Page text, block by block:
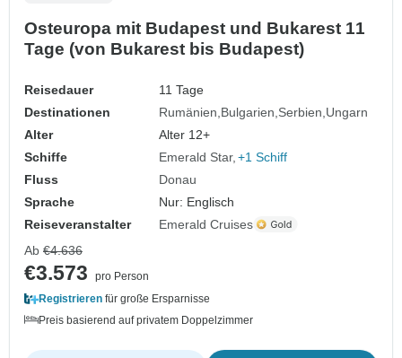
Osteuropa mit Budapest und Bukarest 11
Tage (von Bukarest bis Budapest)
Reisedauer
11 Tage
Destinationen
Rumänien Bulgarien Serbien Ungarn
Alter
Alter 12+
Schiffe
Emerald Star +1 Schiff
Fluss
Donau
Sprache
Nur: Englisch
Reiseveranstalter
Emerald Cruises
Ab €4.636
€3.573
pro Person
Registrieren für große Ersparnisse
Preis basierend auf privatem Doppelzimmer